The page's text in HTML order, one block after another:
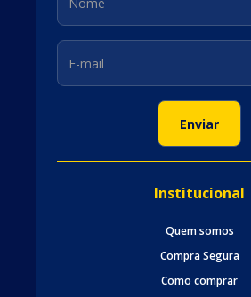
Institucional
Quem somos
Compra Segura
Como comprar